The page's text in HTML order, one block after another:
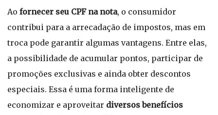
Ao fornecer seu CPF na nota, o consumidor
contribui para a arrecadação de impostos, mas em
troca pode garantir algumas vantagens. Entre elas,
a possibilidade de acumular pontos, participar de
promoções exclusivas e ainda obter descontos
especiais. Essa é uma forma inteligente de
economizar e aproveitar diversos benefícios